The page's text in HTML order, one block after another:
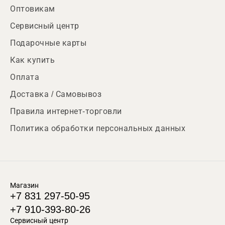
Оптовикам
Сервисный центр
Подарочные карты
Как купить
Оплата
Доставка / Самовывоз
Правила интернет-торговли
Политика обработки персональных данных
Магазин
+7 831 297-50-95
+7 910-393-80-26
Сервисный центр